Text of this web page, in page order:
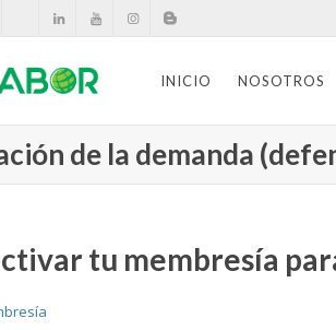
INICIO NOSOTROS
de la demanda
tu membresía